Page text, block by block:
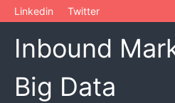
Skip
content
Linkedin Twitter
Inbound
Big Data